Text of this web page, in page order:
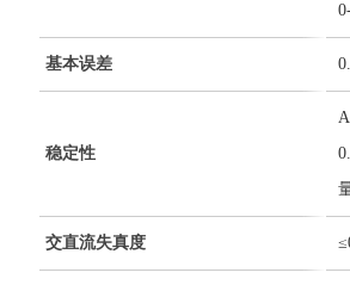
基本误差
稳定性
交直流失真度